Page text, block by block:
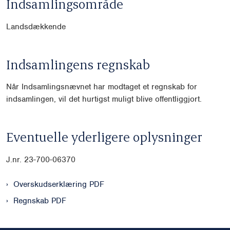
Indsamlingsområde
Landsdækkende
Indsamlingens regnskab
Når Indsamlingsnævnet har modtaget et regnskab for
indsamlingen, vil det hurtigst muligt blive offentliggjort.
Eventuelle yderligere oplysninger
J.nr. 23-700-06370
Overskudserklæring PDF
Regnskab PDF